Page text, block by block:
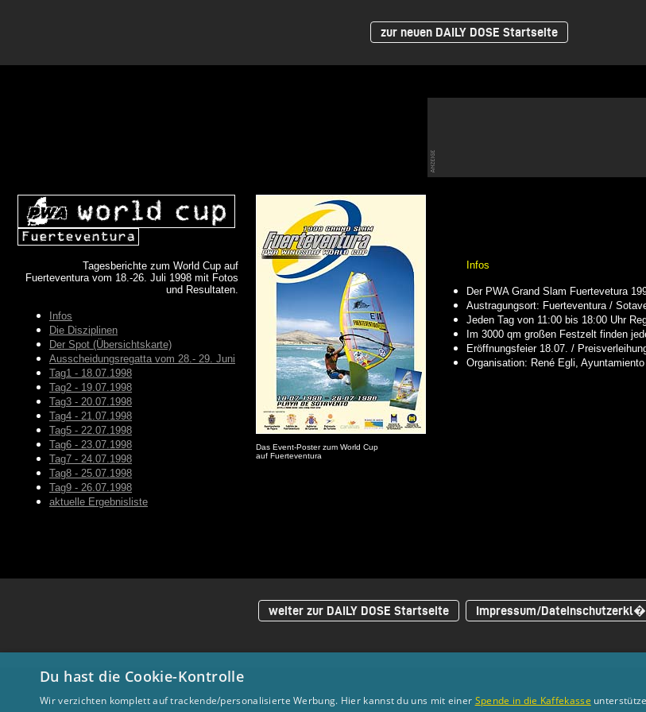
zur neuen DAILY DOSE Startseite
Tagesberichte zum World Cup auf
Fuerteventura vom 18.-26. Juli 1998 mit Fotos
und Resultaten.
Infos
Die Disziplinen
Der Spot (Übersichtskarte)
Ausscheidungsregatta vom 28.- 29. Juni
Tag1 - 18.07.1998
Tag2 - 19.07.1998
Tag3 - 20.07.1998
Tag4 - 21.07.1998
Tag5 - 22.07.1998
Tag6 - 23.07.1998
Tag7 - 24.07.1998
Tag8 - 25.07.1998
Tag9 - 26.07.1998
aktuelle Ergebnisliste
Infos
Der PWA Grand Slam Fuertevetura
Austragungsort: Fuerteventura /
Jeden Tag von 11:00 bis 18:00 Uhr
Im 3000 qm großen Festzelt finden
Eröffnungsfeier 18.07. /
Organisation: René Egli,
Das Event-Poster zum World Cup
auf Fuerteventura
weiter zur DAILY DOSE Startseite Impressum/
Du hast die Cookie-Kontrolle
Wir verzichten komplett auf trackende/personalisierte Werbung. Hier kannst du uns mit einer Spende in die Kaffekasse